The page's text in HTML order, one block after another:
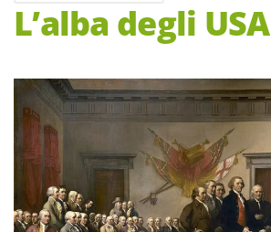
L’alba degli USA